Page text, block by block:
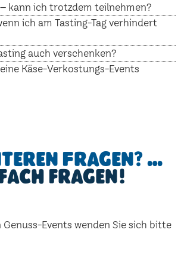
kann ich trotzdem teilnehmen?
ich am Tasting-Tag verhindert
auch verschenken?
Käse-Verkostungs-Events
Fragen? …
fragen!
Genuss-Events wenden Sie sich bitte